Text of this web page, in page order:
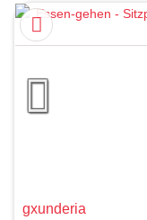
gxunderia